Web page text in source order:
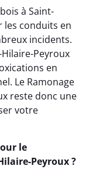
à Saint-
les conduits en
incidents.
Peyroux
en
Le Ramonage
reste donc une
votre
le
Peyroux ?